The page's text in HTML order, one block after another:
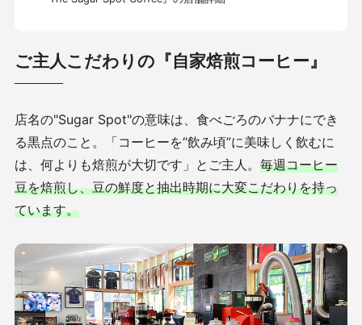
ご主人こだわりの『自家焙煎コーヒー』
店名の"Sugar Spot"の意味は、食べごろのバナナにでき
る黒点のこと。「コーヒーを“飲み頃”に美味しく飲むに
は、何よりも焙煎が大切です」とご主人。 毎週コーヒー
豆を焙煎し、豆の鮮度と抽出時期に大変こだわりを持っ
ています。